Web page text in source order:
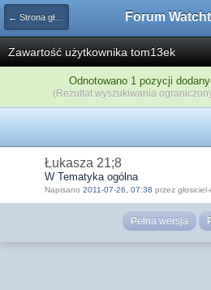
← Strona główna
Zawartość użytkownika tom13ek
Odnotowano 1 pozycji
(Rezultat wyszukiwania
Łukasza 21;8
W Tematyka ogólna
Napisano 2011-07-26, 07:38 przez
Pełna wersja